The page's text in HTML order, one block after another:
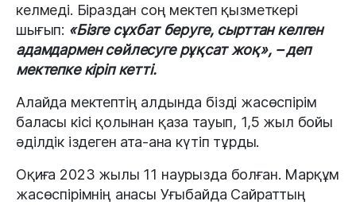
келмеді. Біраздан соң мектеп қызметкері
шығып: «Бізге сұхбат беруге, сырттан келген
адамдармен сөйлесуге рұқсат жоқ», – деп
мектепке кіріп кетті.
Алайда мектептің алдында бізді жасөспірім
баласы кісі қолынан қаза тауып, 1,5 жыл бойы
әділдік іздеген ата-ана күтіп тұрды.
Оқиға 2023 жылы 11 наурызда болған. Марқұм
жасөспірімнің анасы Уғыбайда Сайраттың